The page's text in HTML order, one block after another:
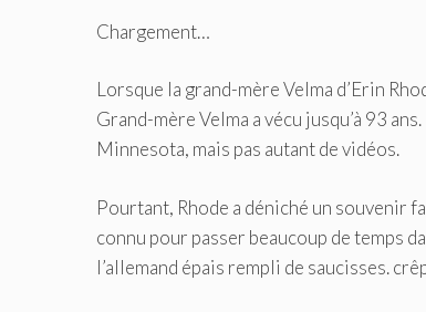
Chargement…
Lorsque la grand-mère Velma d’Erin
Grand-mère Velma a vécu jusqu’à 93
Minnesota, mais pas autant de vidéos.
Pourtant, Rhode a déniché un souvenir
connu pour passer beaucoup de temps
l’allemand épais rempli de saucisses.